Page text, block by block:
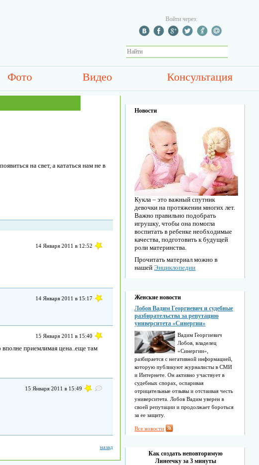
Войти через:
Фото Видео Консультация
на свет, а кататься нам не в
14 Января 2011 в 12:52
14 Января 2011 в 15:17
15 Января 2011 в 15:40
вполне приемлимая цена..еще там
15 Января 2011 в 15:49
назад
Новости
Кукла – это важный спутник
девочки на протяжении многих лет.
Важно правильно подобрать
игрушку, чтобы она помогла
воспитать в ребенке необходимые
качества, подготовить к будущей
роли материнства.
Прочитать материал можно в
нашейЭнциклопедии
Женские новости
Лобов Вадим Георгиевич и судебные
разбирательства за репутацию
университета «Синергии»
Вадим Георгиевич
Лобов, владелец
«Синергии»,
разбирается с негативной информацией,
которую публикуют журналисты в СМИ
и Интернете. Он активно участвует в
судебных спорах, оспаривая
отрицательные отзывы и отстаивая честь
университета. Лобов Вадим уверен в
своей репутации и продолжает бороться
за ее защиту.
Все новости
Как создать неповторимую
Линеечку за 3 минуты